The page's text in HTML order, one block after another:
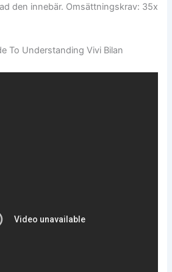
den innebär. Omsättningskrav: 35x